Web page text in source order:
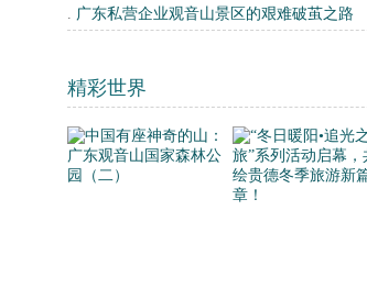
. 广东私营企业观音山景区的艰难破茧之路
精彩世界